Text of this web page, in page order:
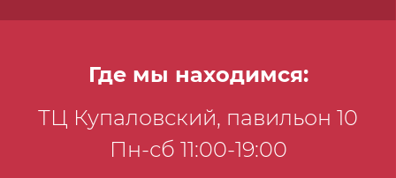
Где мы находимся:
ТЦ Купаловский, павильон 10
Пн-сб 11:00-19:00